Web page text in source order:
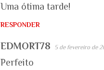
Uma ótima tarde!
RESPONDER
EDMORT78 5 de fevereiro de
Perfeito